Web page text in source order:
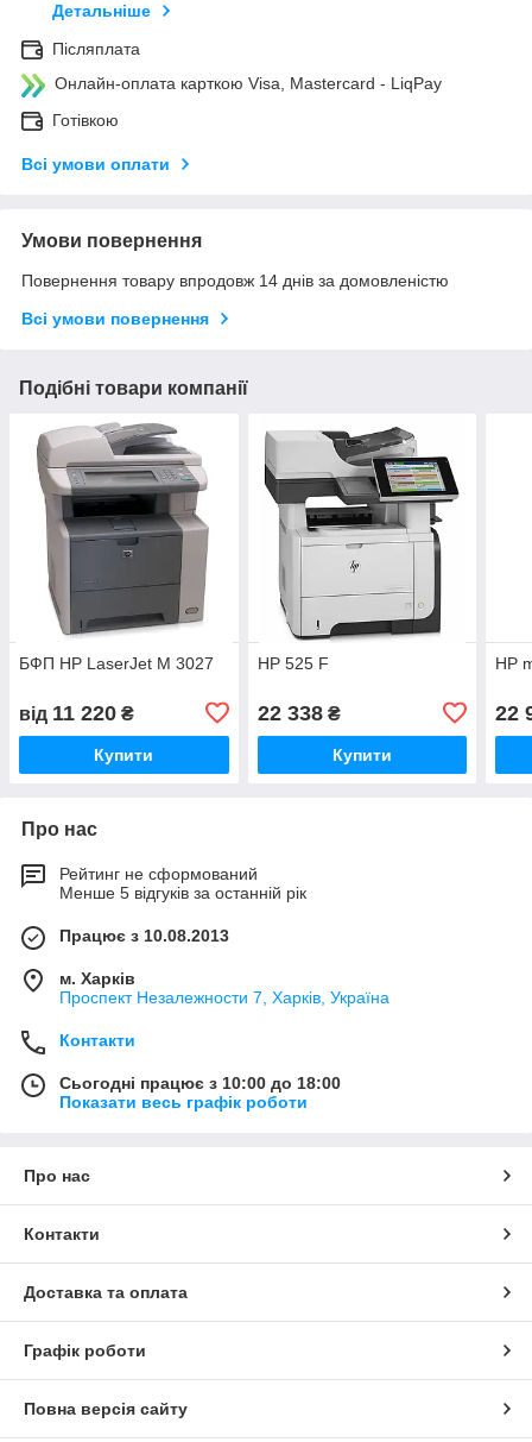
Детальніше
Післяплата
Онлайн-оплата карткою Visa, Mastercard - LiqPay
Готівкою
Всі умови оплати
Умови повернення
Повернення товару впродовж 14 днів за домовленістю
Всі умови повернення
Подібні товари компанії
БФП HP LaserJet M 3027
від 11 220 ₴
Купити
HP 525 F
22 338₴
Купити
HP
22
Про нас
Рейтинг не сформований
Менше 5 відгуків за останній рік
Працює з 10.08.2013
м. Харків
Проспект Незалежности 7, Харків, Україна
Контакти
Сьогодні працює з 10:00 до 18:00
Показати весь графік роботи
Про нас
Контакти
Доставка та оплата
Графік роботи
Повна версія сайту